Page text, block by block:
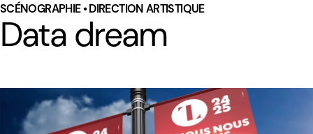
SCÉNOGRAPHIE • DIRECTION ARTISTIQUE
Data dream